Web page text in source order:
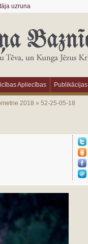
uzruna
Apliecības Publikācijas
2018 » 52-25-05-18